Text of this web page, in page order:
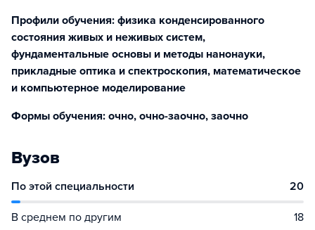
Профили обучения: физика конденсированного
состояния живых и неживых систем,
фундаментальные основы и методы нанонауки,
прикладные оптика и спектроскопия, математическое
и компьютерное моделирование
Формы обучения: очно, очно-заочно, заочно
Вузов
По этой специальности 20
В среднем по другим 18